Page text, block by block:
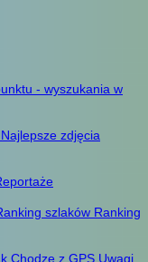
- wyszukania w
Najlepsze zdjęcia
szlaków Ranking
Chodzę z GPS Uwagi